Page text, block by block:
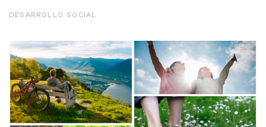
DESARROLLO SOCIAL